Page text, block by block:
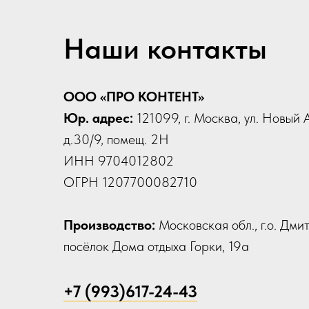
Наши контакты
ООО «ПРО КОНТЕНТ»
Юр. адрес: 121099, г. Москва, ул. Новый
д.30/9, помещ. 2Н
ИНН 9704012802
ОГРН 1207700082710
Производство: Московская обл., г.о.
посёлок Дома отдыха Горки, 19а
+7 (993)617-24-43